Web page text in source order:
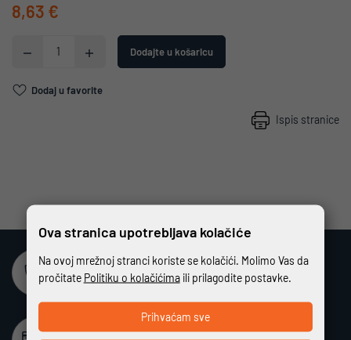
8,63 €
Dodajte u košaricu
Dodaj u favorite
Ispis stranice
Sigurna online kupovina
Potpuno zaštićeno i sigurno plaćanje
Beskamatno plaćanje
Ova stranica upotrebljava kolačiće
Na ovoj mrežnoj stranci koriste se kolačići. Molimo Vas da
pročitate Politiku o kolačićimaili prilagodite postavke.
Prihvaćam sve